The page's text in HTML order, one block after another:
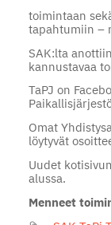
toimintaan
tapahtumiin –
SAK:lta
kannustavaa
TaPJ on
Omat
löytyvät
Uudet
alussa.
Menneet